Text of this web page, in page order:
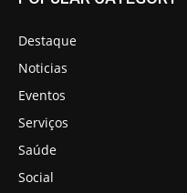
Destaque
Noticias
Eventos
Serviços
Saúde
Social